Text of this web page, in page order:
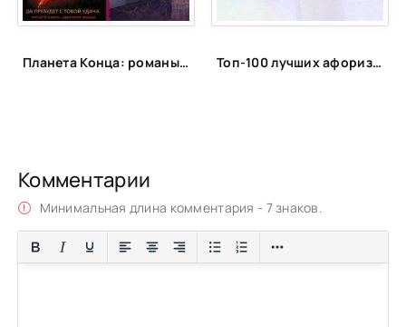
Планета Конца: романы-катастрофы, пост-апокалипсис и антиутопии Топ-100 лучших афоризмов и высказываний про себя
Комментарии
Минимальная длина комментария - 7 знаков.